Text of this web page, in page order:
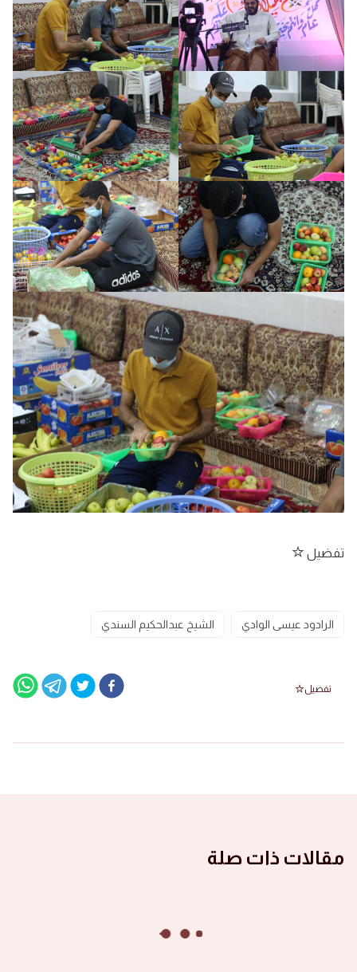
تفضيل
الرادود عيسى الوادي الشيخ عبدالحكيم السندي
تفضيل
مقالات ذات صلة